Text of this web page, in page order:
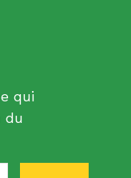
qui
du